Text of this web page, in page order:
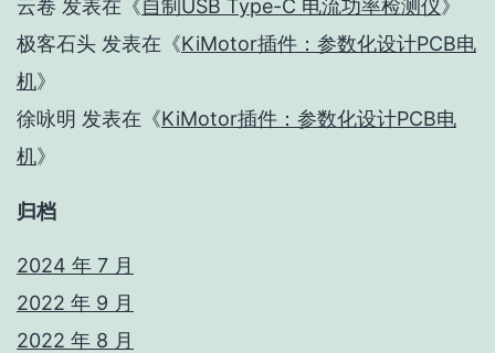
云卷 发表在《自制USB Type-C 电流功率检测仪》
极客石头 发表在《KiMotor插件：参数化设计PCB电
机》
徐咏明 发表在《KiMotor插件：参数化设计PCB电
机》
归档
2024 年 7 月
2022 年 9 月
2022 年 8 月